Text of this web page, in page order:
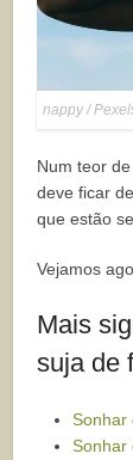
nappy /
Num teor
deve ficar
que estão
Vejamos
Mais
suja de
Sonhar
Sonhar